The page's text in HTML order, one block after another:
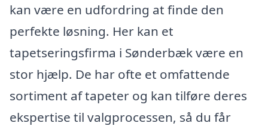
kan være en udfordring at finde den
perfekte løsning. Her kan et
tapetseringsfirma i Sønderbæk være en
stor hjælp. De har ofte et omfattende
sortiment af tapeter og kan tilføre deres
ekspertise til valgprocessen, så du får